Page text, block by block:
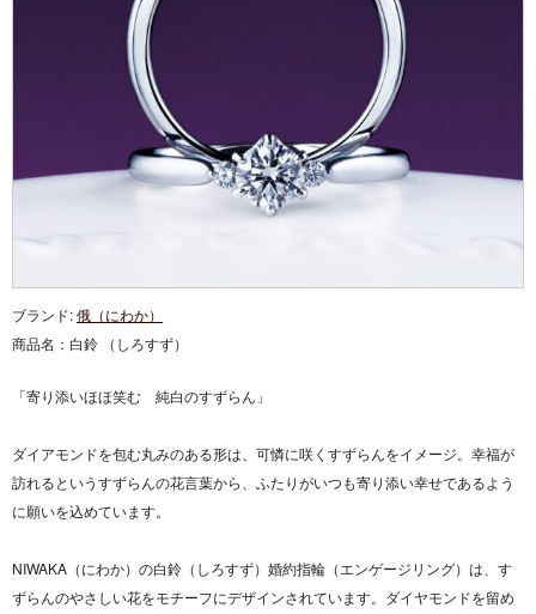
ブランド:俄（にわか）
商品名： 白鈴 （しろすず）
「寄り添いほほ笑む 純白のすずらん」
ダイアモンドを包む丸みのある形は、可憐に咲くすずらんをイメージ。幸福が
訪れるというすずらんの花言葉から、ふたりがいつも寄り添い幸せであるよう
に願いを込めています。
NIWAKA（にわか）の白鈴（しろすず）婚約指輪（エンゲージリング）は、す
ずらんのやさしい花をモチーフにデザインされています。ダイヤモンドを留め